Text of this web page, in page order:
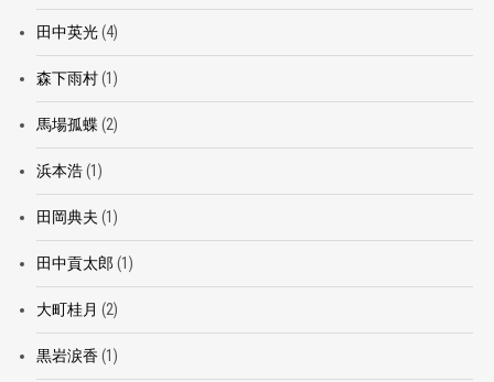
田中英光(4)
森下雨村(1)
馬場孤蝶 (2)
浜本浩(1)
田岡典夫 (1)
田中貢太郎 (1)
大町桂月 (2)
黒岩涙香(1)